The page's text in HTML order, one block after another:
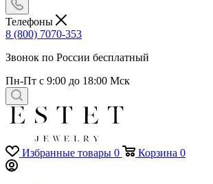
Телефоны
8 (800) 7070-353
Звонок по России бесплатный
Пн-Пт с 9:00 до 18:00 Мск
Избранные товары 0 Корзина 0